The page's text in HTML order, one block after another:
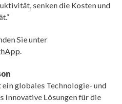
senken die Kosten und
Sie unter
.
globales Technologie- und
innovative Lösungen für die